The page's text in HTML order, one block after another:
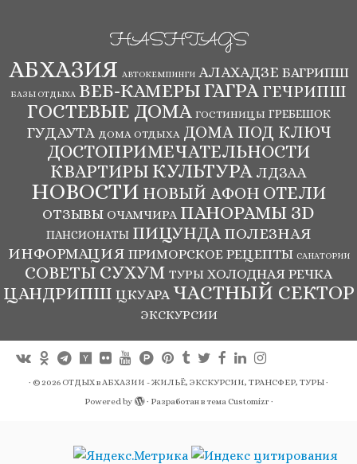
HASHTAGS
АБХАЗИЯ АВТОКЕМПИНГИ АЛАХАДЗЕ БАГРИПШ
БАЗЫ ОТДЫХА ВЕБ-КАМЕРЫ ГАГРА ГЕЧРИПШ
ГОСТЕВЫЕ ДОМА ГОСТИНИЦЫ ГРЕБЕШОК
ГУДАУТА ДОМА ОТДЫХА ДОМА ПОД КЛЮЧ
ДОСТОПРИМЕЧАТЕЛЬНОСТИ
КВАРТИРЫ КУЛЬТУРА ЛДЗАА
НОВОСТИ НОВЫЙ АФОН ОТЕЛИ
ОТЗЫВЫ ОЧАМЧИРА ПАНОРАМЫ ЗD
ПАНСИОНАТЫ ПИЦУНДА ПОЛЕЗНАЯ
ИНФОРМАЦИЯ ПРИМОРСКОЕ РЕЦЕПТЫ САНАТОРИИ
СОВЕТЫ СУХУМ ТУРЫ ХОЛОДНАЯ РЕЧКА
ЦАНДРИПШ ЦКУАРА ЧАСТНЫЙ СЕКТОР
ЭКСКУРСИИ
· © 2026 ОТДЫХ в АБХАЗИИ - ЖИЛЬЁ, ЭКСКУРСИИ, ТРАНСФЕР, ТУРЫ·
Powered by
· Разработан в тема Customizr·